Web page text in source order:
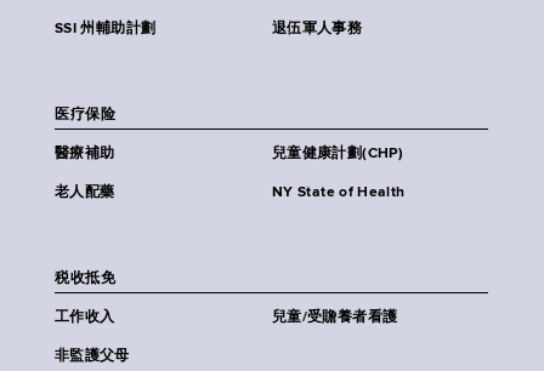
SSI 州輔助計劃 退伍軍人事務
医疗保险
醫療補助 兒童健康計劃(CHP)
老人配藥 NY State of Health
税收抵免
工作收入 兒童/受贍養者看護
非監護父母